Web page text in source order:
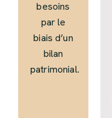
besoins
par le
biais d’un
bilan
patrimonial.